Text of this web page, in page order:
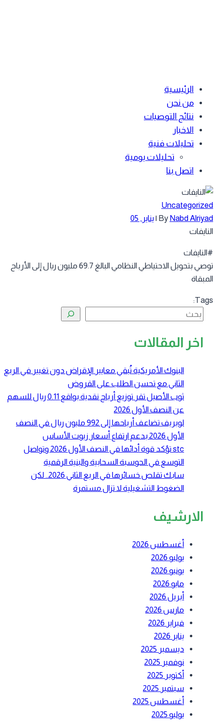
الرئيسية
من نحن
نتائج التوصيات
الاخبار
تحليلات فنية
تحليلات يومية
اتصل بنا
ByNabd
|يناير, 05
توصي بتحويل الاحتياطي النظامي البالغ 69.7 مليون ريال إلى الأرباح
البحث
اخر المقالات
البنوك الأمريكية تُبقي معايير الإقراض دون تغيير في الربع
الثاني مع تحسن الطلب على القروض
ثوب الأصيل تقر توزيع أرباح نقدية بواقع 0.11 ريال للسهم
عن النصف الأول 2026
لوبريف تضاعف أرباحها إلى 992 مليون ريال في النصف
الأول 2026 بدعم ارتفاع أسعار زيوت الأساس
stc تؤكد قوة أدائها في النصف الأول 2026 وتواصل
التوسع في الحوسبة السحابية والبنية الرقمية
سابك تقلص خسائرها في الربع الثاني 2026.. لكن
الضغوط التشغيلية لا تزال مستمرة
الارشيف
أغسطس 2026
يوليو 2026
يونيو 2026
مايو 2026
أبريل 2026
مارس 2026
فبراير 2026
يناير 2026
ديسمبر 2025
نوفمبر 2025
أكتوبر 2025
سبتمبر 2025
أغسطس 2025
يوليو 2025